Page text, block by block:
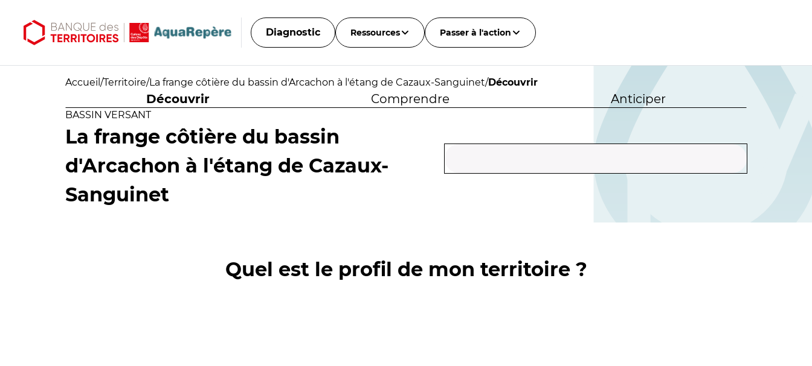
Diagnostic Ressources Passer à l'action
Accueil /Territoire/La frange côtière du bassin d'Arcachon à l'étang de Cazaux-Sanguinet/Découvrir
Découvrir Comprendre Anticiper
BASSIN VERSANT
La frange côtière du bassin
d'Arcachon à l'étang de Cazaux-
Sanguinet
Quel est le profil de mon territoire ?